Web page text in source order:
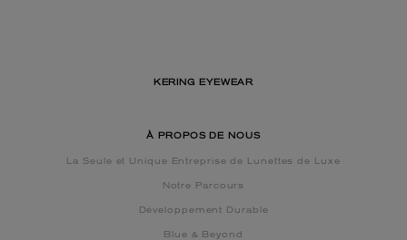
KERING EYEWEAR
À PROPOS DE NOUS
La Seule et Unique Entreprise de Lunettes de Luxe
Notre Parcours
Développement Durable
Blue & Beyond